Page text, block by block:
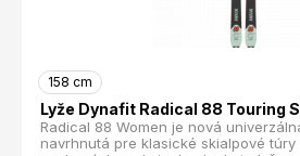
158 cm
Lyže Dynafit Radical 88 Touring
Radical 88 Women je nová
navrhnutá pre klasické skialpové túry